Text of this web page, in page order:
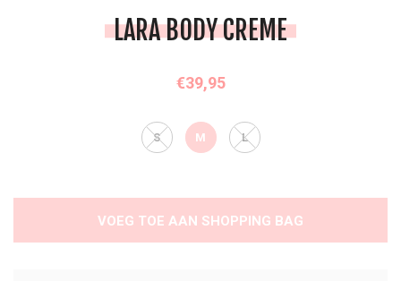
LARA BODY CREME
€39,95
S M L
VOEG TOE AAN SHOPPING BAG